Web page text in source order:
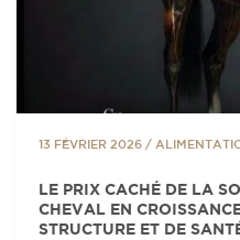
13 FÉVRIER 2026 /
LE PRIX CACHÉ DE LA
CHEVAL EN
STRUCTURE ET DE